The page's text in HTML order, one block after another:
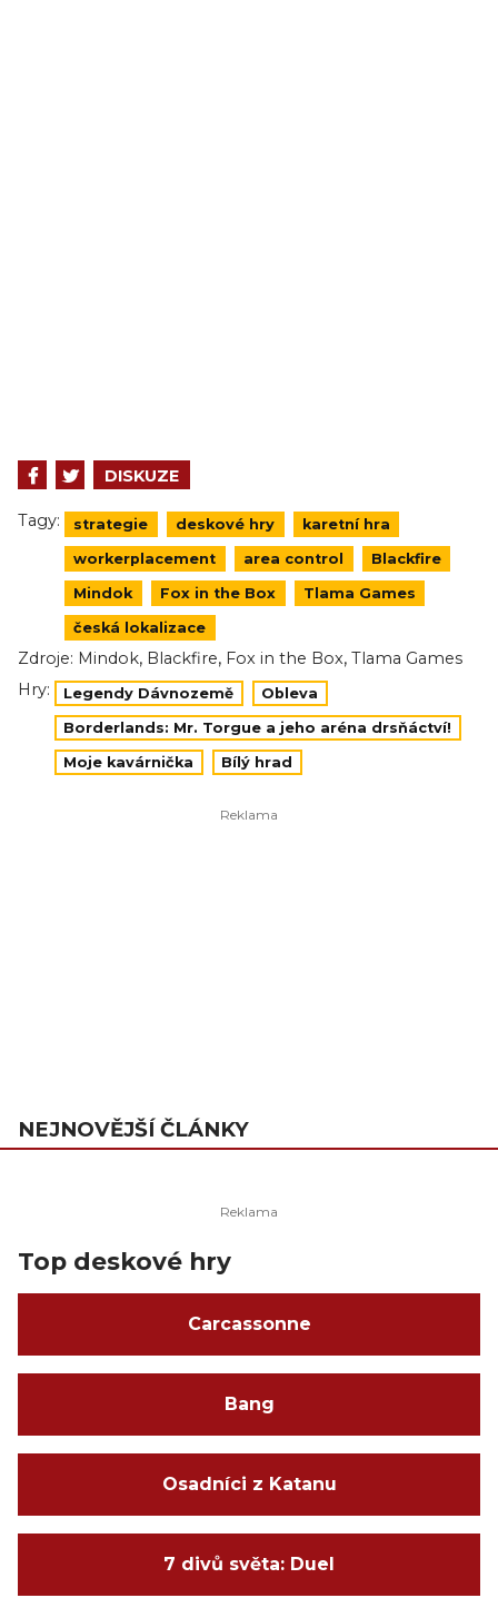
DISKUZE
Tagy: strategie deskové hry karetní hra
workerplacement area control Blackfire
Mindok Fox in the Box Tlama Games
česká lokalizace
Zdroje: Mindok, Blackfire, Fox in the Box, Tlama Games
Hry:
Legendy Dávnozemě Obleva
Borderlands: Mr. Torgue a jeho aréna drsňáctví!
Moje kavárnička Bílý hrad
NEJNOVĚJŠÍ ČLÁNKY
Top deskové hry
Carcassonne
Bang
Osadníci z Katanu
7 divů světa: Duel